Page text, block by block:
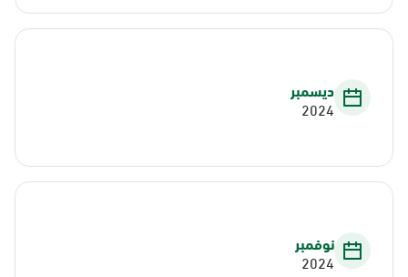
ديسمبر
2024
نوفمبر
2024